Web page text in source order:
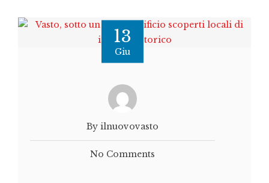
13
Giu
By ilnuovovasto
No Comments